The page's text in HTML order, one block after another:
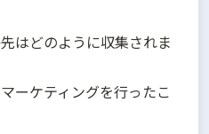
はどのように収集されま
ーケティングを行ったこ